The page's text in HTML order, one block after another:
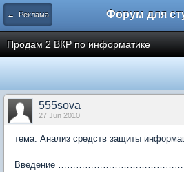
← Реклама
Продам 2 ВКР по информатике
555sova
27 Jun 2010
тема: Анализ средств защиты
Введение